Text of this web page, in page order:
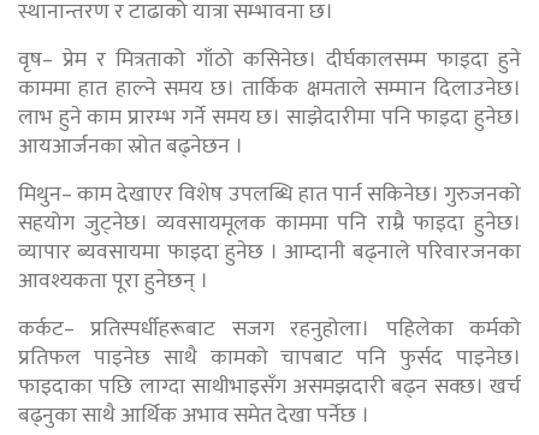
स्थानान्तरण र टाढाको यात्रा सम्भावना छ।
वृष– प्रेम र मित्रताको गाँठो कसिनेछ। दीर्घकालसम्म फाइदा हुने
काममा हात हाल्ने समय छ। तार्किक क्षमताले सम्मान दिलाउनेछ।
लाभ हुने काम प्रारम्भ गर्ने समय छ। साझेदारीमा पनि फाइदा हुनेछ।
आयआर्जनका स्रोत बढ्नेछन ।
मिथुन– काम देखाएर विशेष उपलब्धि हात पार्न सकिनेछ। गुरुजनको
सहयोग जुट्नेछ। व्यवसायमूलक काममा पनि राम्रै फाइदा हुनेछ।
व्यापार ब्यवसायमा फाइदा हुनेछ । आम्दानी बढ्नाले परिवारजनका
आवश्यकता पूरा हुनेछन् ।
कर्कट– प्रतिस्पर्धीहरूबाट सजग रहनुहोला। पहिलेका कर्मको
प्रतिफल पाइनेछ साथै कामको चापबाट पनि फुर्सद पाइनेछ।
फाइदाका पछि लाग्दा साथीभाइसँग असमझदारी बढ्न सक्छ। खर्च
बढ्नुका साथै आर्थिक अभाव समेत देखा पर्नेछ ।